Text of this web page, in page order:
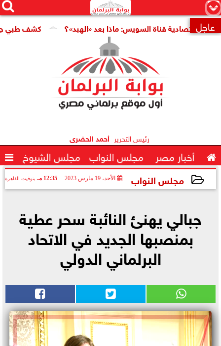
×


 عاجل كشف طبي جديد قناة السويس: ماذا بعد «الهبد»؟
رئيس التحرير أحمد الحضرى
 أخبار مصر مجلس النواب مجلس الشيوخ 
مجلس النواب الأحد، 19 مارس 2023 12:35 مـ بتوقيت القاهرة
جبالي يهنئ النائبة سحر عطية
بمنصبها الجديد في الاتحاد
البرلماني الدولي